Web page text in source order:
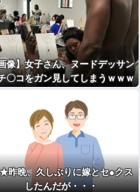
像】女子さん、ヌードデッサン
〇コをガン見してしまうｗｗｗ
晩、久しぶりに嫁とセ●クス
したんだが・・・